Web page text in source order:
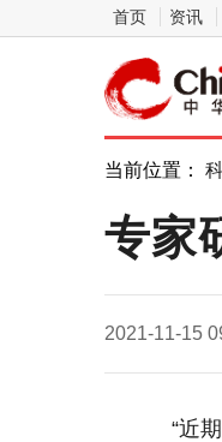
首页 资讯
当前位置：
专家
2021-11-15
“近